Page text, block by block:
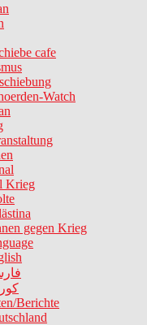
cafe
Watch
Krieg
gegen Krieg
Berichte